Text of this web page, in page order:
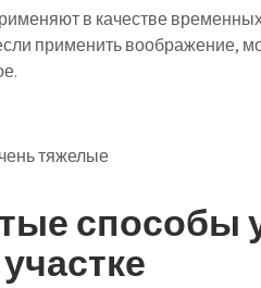
в качестве
применить воображение,
тяжелые
способы